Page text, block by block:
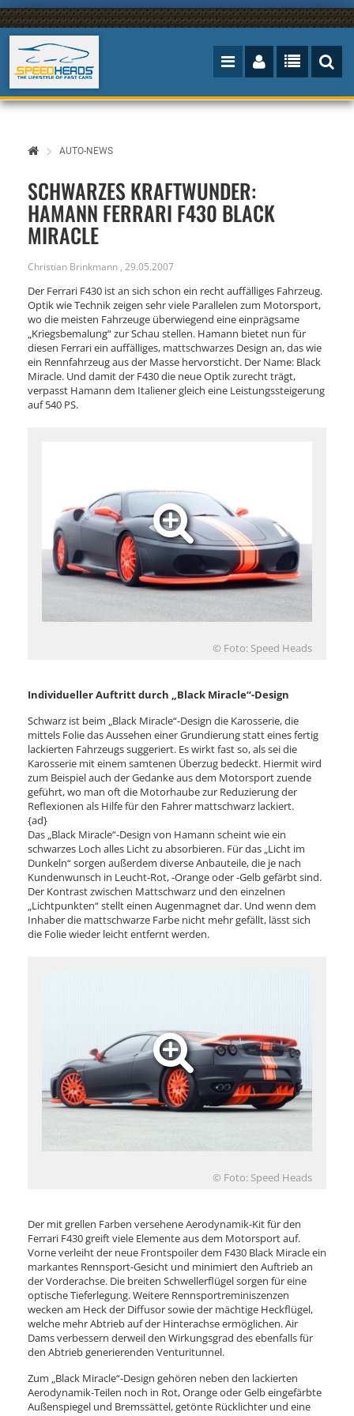
AUTO-NEWS
SCHWARZES KRAFTWUNDER:
HAMANN FERRARI F430 BLACK
MIRACLE
Christian Brinkmann , 29.05.2007
Der Ferrari F430 ist an sich schon ein recht auffälliges Fahrzeug.
Optik wie Technik zeigen sehr viele Parallelen zum Motorsport,
wo die meisten Fahrzeuge überwiegend eine einprägsame
„Kriegsbemalung“ zur Schau stellen. Hamann bietet nun für
diesen Ferrari ein auffälliges, mattschwarzes Design an, das wie
ein Rennfahrzeug aus der Masse hervorsticht. Der Name: Black
Miracle. Und damit der F430 die neue Optik zurecht trägt,
verpasst Hamann dem Italiener gleich eine Leistungssteigerung
auf 540 PS.
© Foto: Speed Heads
Individueller Auftritt durch „Black Miracle“-Design
Schwarz ist beim „Black Miracle“-Design die Karosserie, die
mittels Folie das Aussehen einer Grundierung statt eines fertig
lackierten Fahrzeugs suggeriert. Es wirkt fast so, als sei die
Karosserie mit einem samtenen Überzug bedeckt. Hiermit wird
zum Beispiel auch der Gedanke aus dem Motorsport zuende
geführt, wo man oft die Motorhaube zur Reduzierung der
Reflexionen als Hilfe für den Fahrer mattschwarz lackiert.
{ad}
Das „Black Miracle“-Design von Hamann scheint wie ein
schwarzes Loch alles Licht zu absorbieren. Für das „Licht im
Dunkeln“ sorgen außerdem diverse Anbauteile, die je nach
Kundenwunsch in Leucht-Rot, -Orange oder -Gelb gefärbt sind.
Der Kontrast zwischen Mattschwarz und den einzelnen
„Lichtpunkten“ stellt einen Augenmagnet dar. Und wenn dem
Inhaber die mattschwarze Farbe nicht mehr gefällt, lässt sich
die Folie wieder leicht entfernt werden.
© Foto: Speed Heads
Der mit grellen Farben versehene Aerodynamik-Kit für den
Ferrari F430 greift viele Elemente aus dem Motorsport auf.
Vorne verleiht der neue Frontspoiler dem F430 Black Miracle ein
markantes Rennsport-Gesicht und minimiert den Auftrieb an
der Vorderachse. Die breiten Schwellerflügel sorgen für eine
optische Tieferlegung. Weitere Rennsportreminiszenzen
wecken am Heck der Diffusor sowie der mächtige Heckflügel,
welche mehr Abtrieb auf der Hinterachse ermöglichen. Air
Dams verbessern derweil den Wirkungsgrad des ebenfalls für
den Abtrieb generierenden Venturitunnel.
Zum „Black Miracle“-Design gehören neben den lackierten
Aerodynamik-Teilen noch in Rot, Orange oder Gelb eingefärbte
Außenspiegel und Bremssättel, getönte Rücklichter und eine